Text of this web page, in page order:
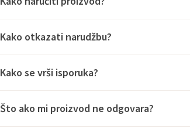
Kako otkazati narudžbu?
Kako se vrši isporuka?
Što ako mi proizvod ne odgovara?